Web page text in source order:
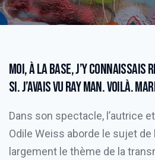
Moi, à la base, j’y connaissais
si. J’avais vu Ray man. Voilà.
Dans son spectacle, l’autrice
Odile Weiss aborde le sujet de
largement le thème de la